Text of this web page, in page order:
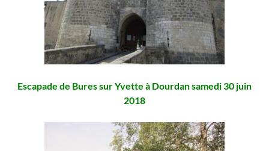
Escapade de Bures sur Yvette à Dourdan samedi 30 juin
2018